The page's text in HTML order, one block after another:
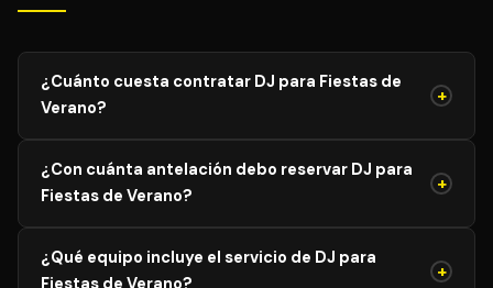
¿Cuánto cuesta contratar DJ para Fiestas de
Verano?
+
aforo, duración y equipamiento necesario. Los precios
mostrados son orientativos; solicita tu presupuesto
DJs verificados en menos de 24 horas.
¿Con cuánta antelación debo reservar DJ para
Fiestas de Verano?
+
recomendamos reservar con al menos 4–8 semanas de
¿Qué equipo incluye el servicio de DJ para
+